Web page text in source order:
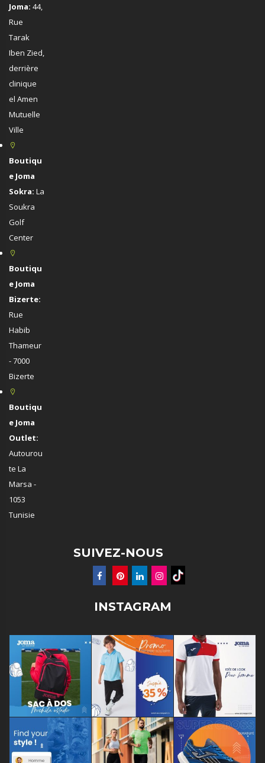
Joma: 44,
Rue
Tarak
Iben Zied,
derrière
clinique
el Amen
Mutuelle
Ville
Boutiqu
e Joma
Sokra: La
Soukra
Golf
Center
Boutiqu
e Joma
Bizerte:
Rue
Habib
Thameur
- 7000
Bizerte
Boutiqu
e Joma
Outlet:
Autourou
te La
Marsa -
1053
Tunisie
SUIVEZ-NOUS
INSTAGRAM